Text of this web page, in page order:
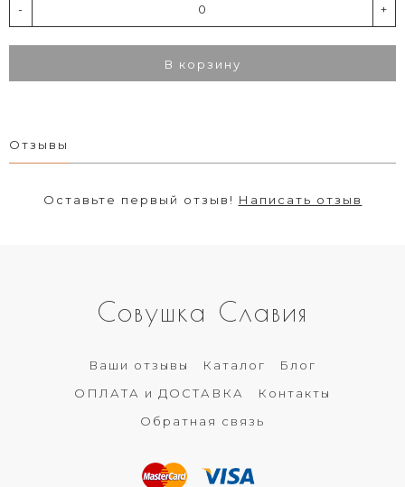
- +
В корзину
Отзывы
Оставьте первый отзыв! Написать отзыв
Совушка Славия
Ваши отзывы Каталог
Блог
ОПЛАТА и ДОСТАВКА
Контакты
Обратная связь